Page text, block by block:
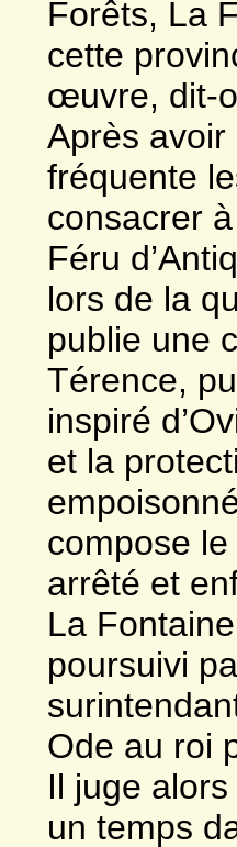
Forêts, La
cette
œuvre, dit-
Après avoir
fréquente
consacrer
Féru
lors de la
publie une
Térence,
inspiré
et la
compose
arrêté et
La
poursuivi
Ode au roi
Il juge
un temps